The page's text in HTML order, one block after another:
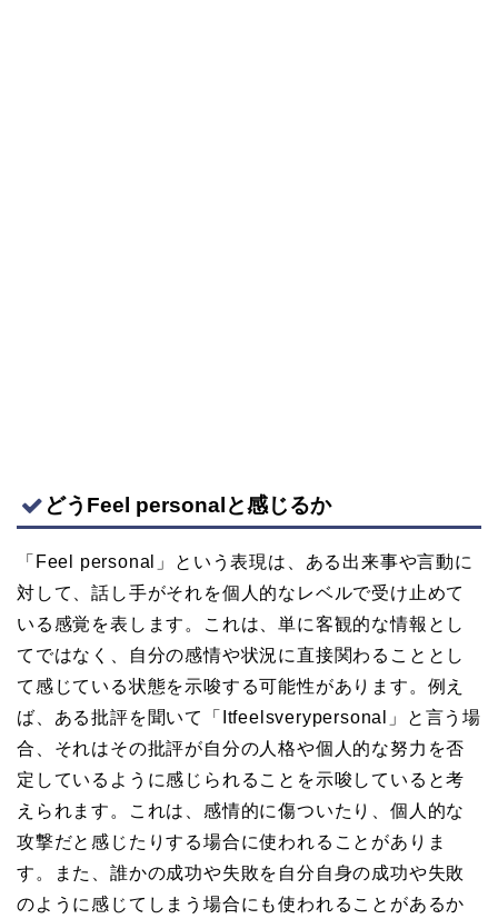
どうFeel personalと感じるか
「Feel personal」という表現は、ある出来事や言動に
対して、話し手がそれを個人的なレベルで受け止めて
いる感覚を表します。これは、単に客観的な情報とし
てではなく、自分の感情や状況に直接関わることとし
て感じている状態を示唆する可能性があります。例え
ば、ある批評を聞いて「Itfeelsverypersonal」と言う場
合、それはその批評が自分の人格や個人的な努力を否
定しているように感じられることを示唆していると考
えられます。これは、感情的に傷ついたり、個人的な
攻撃だと感じたりする場合に使われることがありま
す。また、誰かの成功や失敗を自分自身の成功や失敗
のように感じてしまう場合にも使われることがあるか